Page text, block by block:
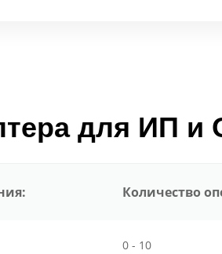
для ИП
Количество
0 - 10